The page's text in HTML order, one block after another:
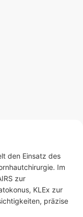
den Einsatz des
Im
zur
KLEx zur
präzise